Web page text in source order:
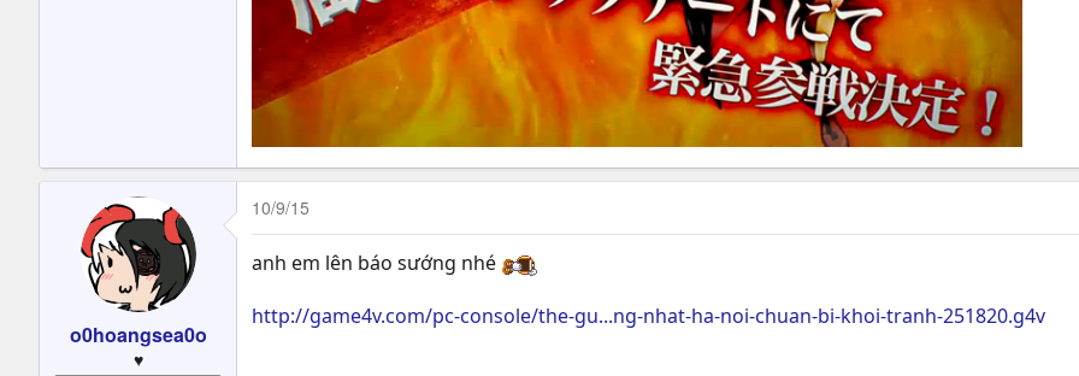
o0hoangsea0o
♥
10/9/15
anh em lên báo sướng nhé
http://game4v.com/pc-console/the-gu...ng-nhat-ha-noi-chuan-bi-khoi-tranh-251820.g4v